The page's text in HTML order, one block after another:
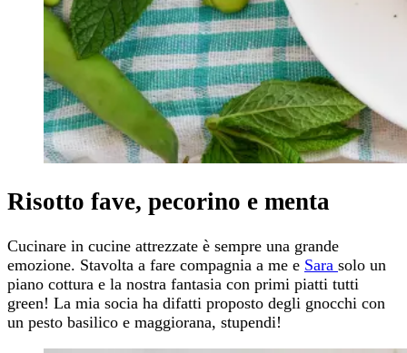
Risotto fave, pecorino e menta
Cucinare in cucine attrezzate è sempre una grande
emozione. Stavolta a fare compagnia a me e Sara solo un
piano cottura e la nostra fantasia con primi piatti tutti
green! La mia socia ha difatti proposto degli gnocchi con
un pesto basilico e maggiorana, stupendi!